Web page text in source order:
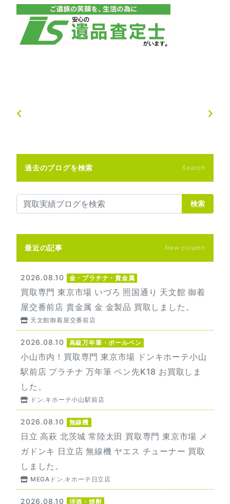
過去のブログを検索 Search
検索
最近の記事 New column
2026.08.10 金・プラチナ・貴金属
買取専門 東京市場 いづろ 照国通り 天文館 御着
屋交番前店 貴金属 金 金製品 買取しました。
天文館御着屋交番前店
2026.08.10 高級万年筆・ボールペン
小山市内！買取専門 東京市場 ドンキホーテ小山
駅前店 プラチナ 万年筆 ペン先K18 お買取しま
した。
ドン.キホーテ小山駅前店
2026.08.10 無線機
日立 高萩 北茨城 常陸太田 買取専門 東京市場 メ
ガドンキ 日立店 無線機 ヤエス チューナー 買取
しました。
MEGAドン.キホーテ日立店
2026.08.10 洋酒・焼酎